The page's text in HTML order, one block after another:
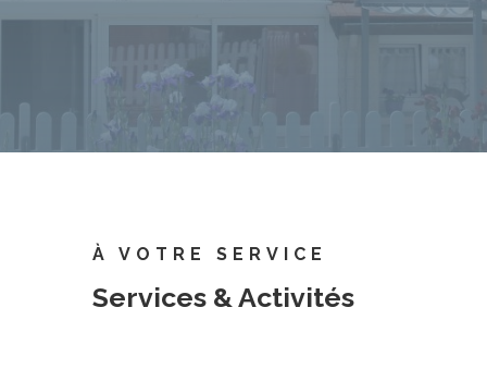
À VOTRE SERVICE
Services & Activités